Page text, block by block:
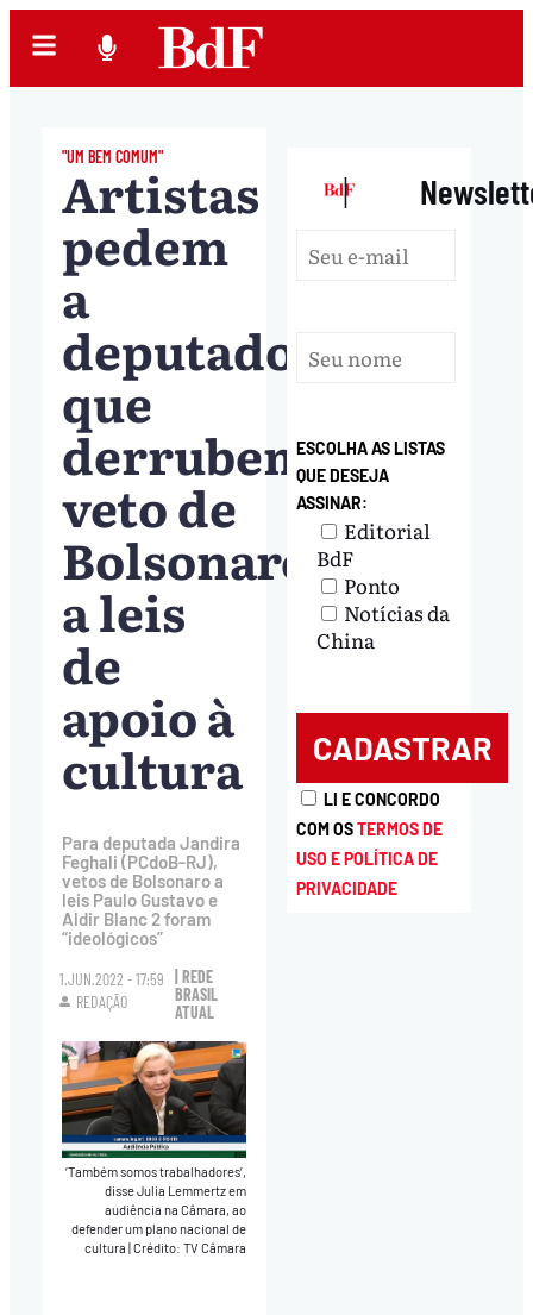
"UM BEM COMUM"
Artistas
pedem
a
deputados
que
derrubem
veto de
Bolsonaro
a leis
de
apoio à
cultura
Para deputada Jandira
Feghali (PCdoB-RJ),
vetos de Bolsonaro a
leis Paulo Gustavo e
Aldir Blanc 2 foram
“ideológicos”
1.JUN.2022 - 17:59
REDAÇÃO
| REDE
BRASIL
ATUAL
‘Também somos trabalhadores’,
disse Julia Lemmertz em
audiência na Câmara, ao
defender um plano nacional de
cultura|Crédito: TV Câmara
|
ESCOLHA AS LISTAS
QUE DESEJA
ASSINAR:
Editorial
BdF
Ponto
Notícias da
China
LI E CONCORDO
COM OSTERMOS DE
USO E POLÍTICA DE
PRIVACIDADE